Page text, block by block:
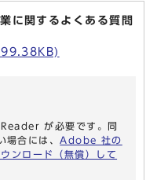
に関するよくある質問
99.38KB)
が必要です。同
場合には、 Adobe 社の
ンロード（無償）して